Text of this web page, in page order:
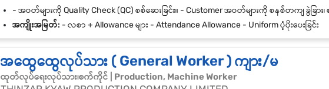
အကျိုးအမြတ်: - လစာ + Allowance များ - Attendance Allowance - Uniform ပံ့ပိုးပေးခြင်း
အထွေထွေလုပ်သား ( General Worker ) ကျား/မ
ထုတ်လုပ်ရေးလုပ်သား၊စက်ကိုင် | Production, Machine Worker